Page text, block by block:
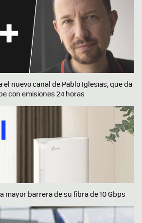
el nuevo canal de Pablo Iglesias, que da
con emisiones 24 horas
mayor barrera de su fibra de 10 Gbps